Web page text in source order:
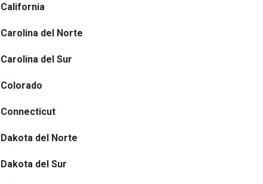
California
Carolina del Norte
Carolina del Sur
Colorado
Connecticut
Dakota del Norte
Dakota del Sur